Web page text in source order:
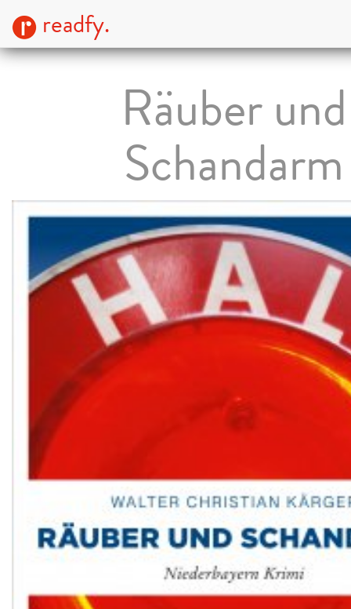
readfy.
Räuber und
Schandarm